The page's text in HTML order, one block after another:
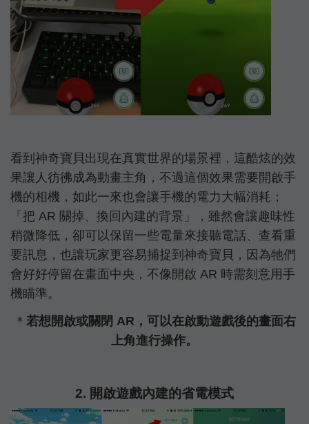
看到神奇寶貝出現在真實世界的場景裡，這酷炫的效
果讓人彷彿成為動畫主角，不過這個效果需要開啟手
機的相機，如此一來也會讓手機的電力大幅消耗；
「把 AR 關掉、換回內建的背景」，雖然會讓趣味性
稍微降低，卻可以保留一些電量來接聽電話、查看重
要訊息，也讓玩家更容易捕捉到神奇寶貝，因為牠們
會好好停留在畫面中央，不像開啟 AR 時需刻意用手
機瞄準。
＊ 若想開啟或關閉 AR，可以在啟動遊戲後的畫面右
上角進行操作。
2. 開啟遊戲內建的省電模式